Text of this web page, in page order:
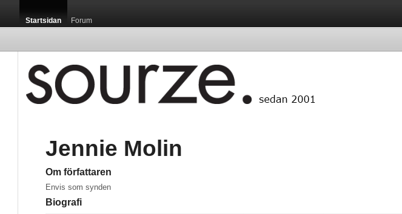
Startsidan Forum
Jennie Molin
Om författaren
Envis som synden
Biografi